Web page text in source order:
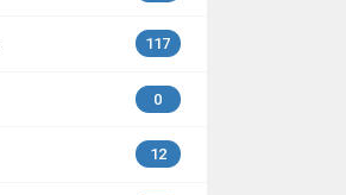
117
0
12